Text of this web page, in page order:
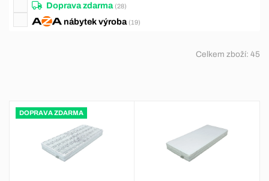
Doprava zdarma (28)
nábytekvýroba (19)
Celkem zboží: 45
DOPRAVA ZDARMA